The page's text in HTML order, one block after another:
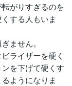
がりすぎるのを
する人もいま
ません。
ライザーを硬く
を下げて硬くす
ようになりま